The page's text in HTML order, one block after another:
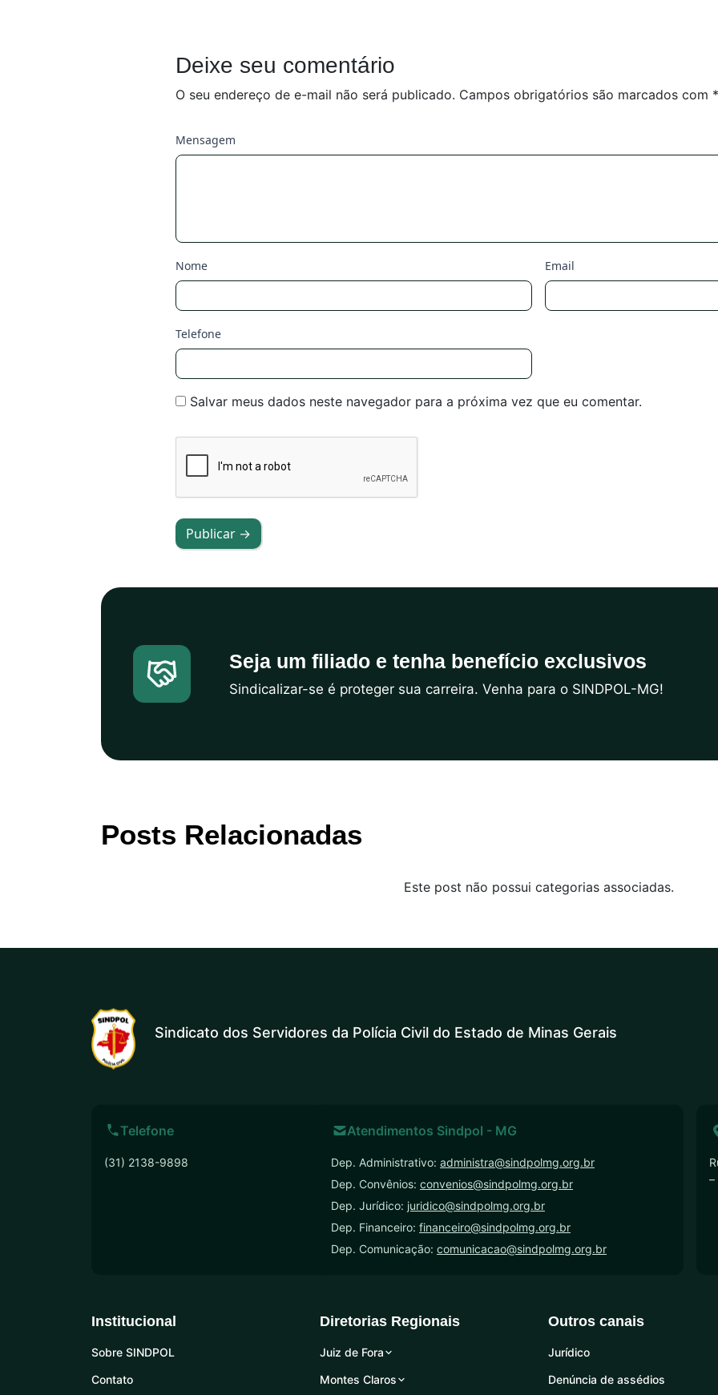
Deixe seu comentário
O seu endereço de e-mail não será publicado. Campos obrigatórios são marcados com *
Mensagem
Nome Email
Telefone
Salvar meus dados neste navegador para a próxima vez que eu comentar.
Publicar →
Seja um filiado e tenha benefício exclusivos
Sindicalizar-se é proteger sua carreira. Venha para o SINDPOL-MG!
Posts Relacionadas
Este post não possui categorias associadas.
Sindicato dos Servidores da Polícia Civil do Estado de Minas Gerais
Telefone
(31) 2138-9898
Atendimentos Sindpol - MG
Dep. Administrativo: administra@sindpolmg.org.br
Dep. Convênios: convenios@sindpolmg.org.br
Dep. Jurídico: juridico@sindpolmg.org.br
Dep. Financeiro: financeiro@sindpolmg.org.br
Dep. Comunicação: comunicacao@sindpolmg.org.br
–
Institucional
Sobre SINDPOL
Contato
Diretorias Regionais
Juiz de Fora
Montes Claros
Outros canais
Jurídico
Denúncia de assédios